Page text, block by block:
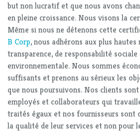
but non lucratif et que nous avons
en pleine croissance. Nous visons la
Même si nous ne détenons cette
B Corp, nous adhérons aux plus hautes
transparence, de responsabilité
environnementale. Nous sommes
suffisants et prenons au sérieux les
que nous poursuivons. Nos clients
employés et collaborateurs qui
traités égaux et nos fournisseurs sont
la qualité de leur services et non pour